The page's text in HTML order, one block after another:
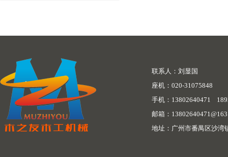
联系人：刘显国
座机：020-31075848
手机：13802640471
邮箱：
地址：广州市番禺区沙湾